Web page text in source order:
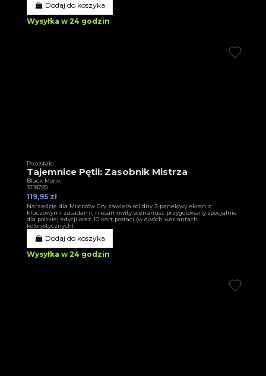
Dodaj do koszyka
Wysyłka w 24 godzin
Pozostałe
Tajemnice Pętli: Zasobnik Mistrza
Black Monk
3T18789
119,95 zł
Narzędzie dla Mistrzów Gry zawiera solidny 3-panelowy ekran z
kluczowymi zasadami, niesamowity scenariusz przygotowany specjalnie
dla polskiej edycji oraz 10 kart postaci (w dwóch wariantach
kolorystycznych).
Dodaj do koszyka
Wysyłka w 24 godzin